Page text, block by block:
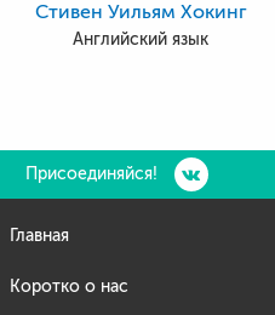
Стивен Уильям Хокинг
Английский язык
Присоединяйся!
Главная
Коротко о нас